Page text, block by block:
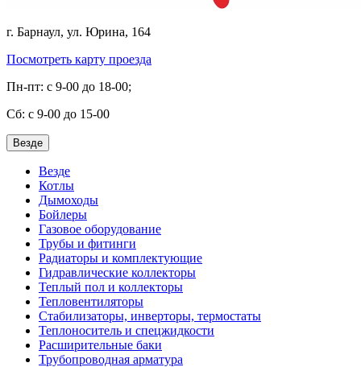
г. Барнаул, ул. Юрина, 164
Посмотреть карту проезда
Пн-пт: с 9-00 до 18-00;
Cб: с 9-00 до 15-00
Везде
Везде
Котлы
Дымоходы
Бойлеры
Газовое оборудование
Трубы и фитинги
Радиаторы и комплектующие
Гидравлические коллекторы
Теплый пол и коллекторы
Тепловентиляторы
Стабилизаторы, инверторы, термостаты
Теплоноситель и спецжидкости
Расширительные баки
Трубопроводная арматура